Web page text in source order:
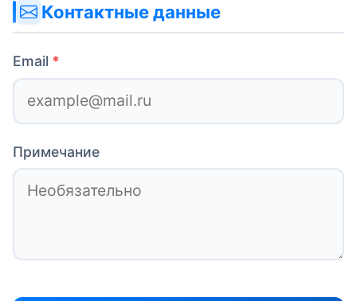
Контактные данные
Email
Примечание